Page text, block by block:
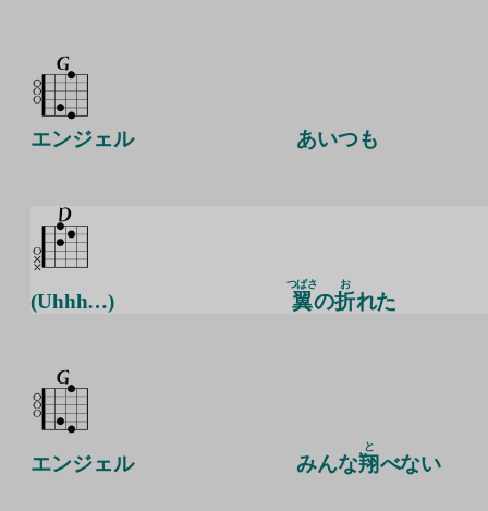
エンジェル あいつも
(Uhhh…) 翼
つばさ
の折
お
れた
エンジェル みんな翔
と
べない